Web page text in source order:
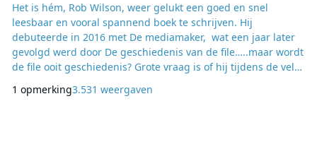
Het is hém, Rob Wilson, weer gelukt een goed en snel
leesbaar en vooral spannend boek te schrijven. Hij
debuteerde in 2016 met De mediamaker, wat een jaar later
gevolgd werd door De geschiedenis van de file…..maar wordt
de file ooit geschiedenis? Grote vraag is of hij tijdens de vele
gedacht heeft aan de vraagstelling in het laatstgenoemde
1 opmerking3.531 weergaven